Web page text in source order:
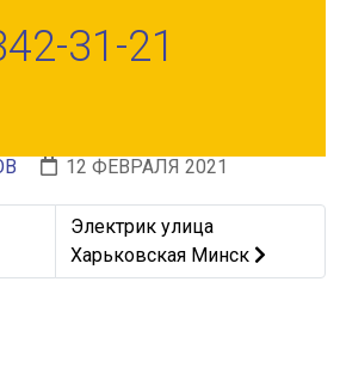
31-21
12 ФЕВРАЛЯ 2021
улица Шатько Минск
Следующий: Электрик улица
Электрик улица
Харьковская Минск